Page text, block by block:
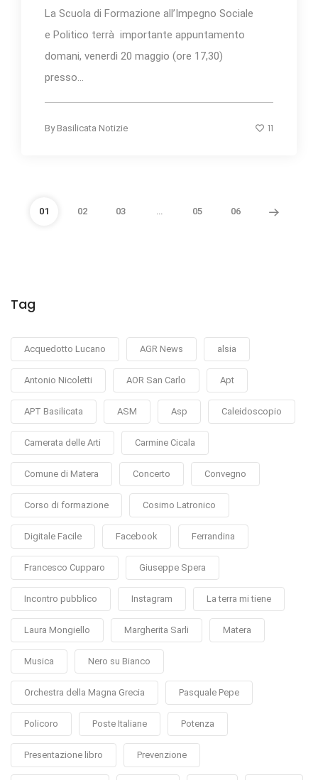
La Scuola di Formazione all’Impegno Sociale
e Politico terrà importante appuntamento
domani, venerdì 20 maggio (ore 17,30)
presso...
By Basilicata Notizie 11
01 02 03 … 05 06
Tag
Acquedotto Lucano AGR News alsia
Antonio Nicoletti AOR San Carlo Apt
APT Basilicata ASM Asp Caleidoscopio
Camerata delle Arti Carmine Cicala
Comune di Matera Concerto Convegno
Corso di formazione Cosimo Latronico
Digitale Facile Facebook Ferrandina
Francesco Cupparo Giuseppe Spera
Incontro pubblico Instagram La terra mi tiene
Laura Mongiello Margherita Sarli Matera
Musica Nero su Bianco
Orchestra della Magna Grecia Pasquale Pepe
Policoro Poste Italiane Potenza
Presentazione libro Prevenzione